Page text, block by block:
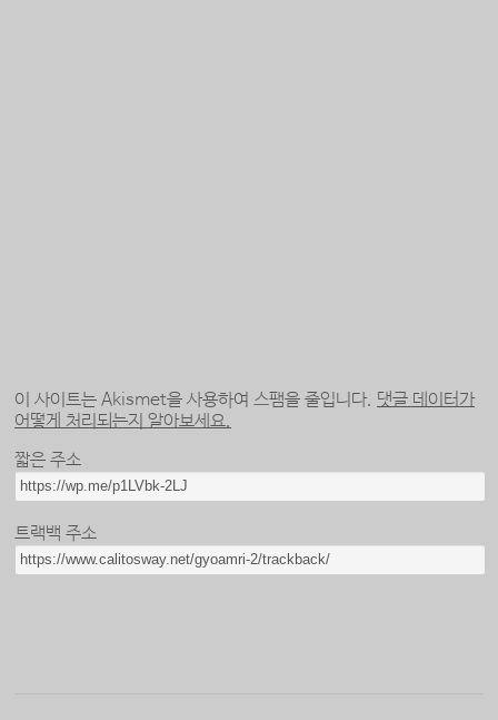
이 사이트는 Akismet을 사용하여 스팸을 줄입니다. 댓글 데이터가
어떻게 처리되는지 알아보세요.
짧은 주소
트랙백 주소